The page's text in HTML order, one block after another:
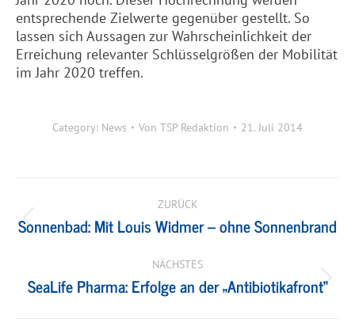
entsprechende Zielwerte gegenüber gestellt. So
lassen sich Aussagen zur Wahrscheinlichkeit der
Erreichung relevanter Schlüsselgrößen der Mobilität
im Jahr 2020 treffen.
Category: News Von TSP Redaktion 21. Juli 2014
ZURÜCK
Vorheriger
Sonnenbad: Mit Louis Widmer – ohne Sonnenbrand
NÄCHSTES
Nächster
SeaLife Pharma: Erfolge an der „Antibiotikafront“